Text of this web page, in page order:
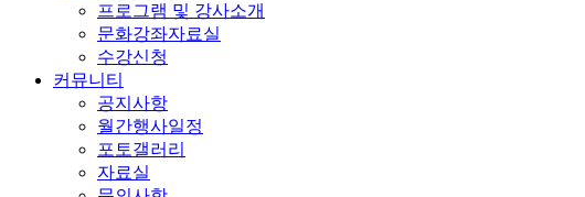
프로그램 및 강사소개
문화강좌자료실
수강신청
커뮤니티
공지사항
월간행사일정
포토갤러리
자료실